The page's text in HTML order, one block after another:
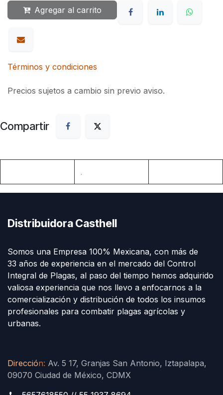
Agregar al carrito
Términos y condiciones
Precios sujetos a cambio sin previo aviso.
Compartir
.
Distribuidora Casthell
Somos una Empresa 100% Mexicana, con más de
33 años de experiencia en el mercado del Control
Integral de Plagas, al paso del tiempo hemos adquirido
valiosa experiencia que nos llevo a enfocarnos a la
comercialización y distribución de todos los insumos
profesionales para combatir plagas agrícolas y
urbanas.
Dirección: Av. 5 17, Granjas San Antonio, Iztapalapa,
09070 Ciudad de México, CDMX